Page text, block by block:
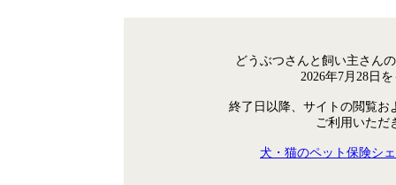
どうぶつさんと飼い主さん
2026年7月28日
終了日以降、サイトの閲覧お
ご利用いただ
犬・猫のペット保険シ